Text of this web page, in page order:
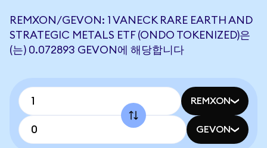
REMXON/GEVON: 1 VANECK RARE EARTH AND
STRATEGIC METALS ETF (ONDO TOKENIZED)은
(는) 0.072893 GEVON에 해당합니다
REMXON
GEVON